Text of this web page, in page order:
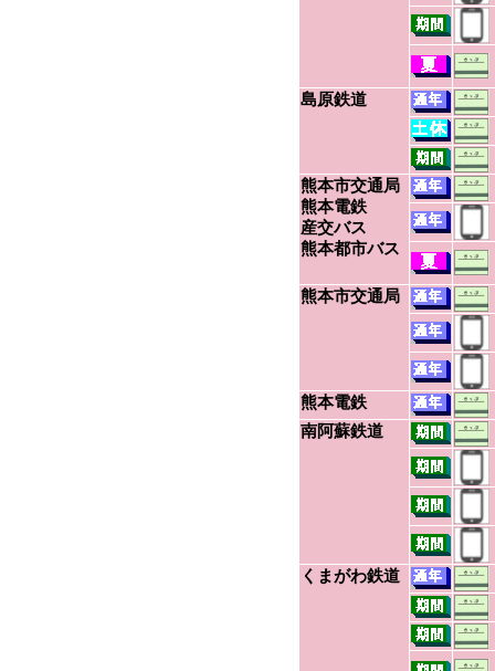
島原鉄道
熊本市交通局
熊本電鉄
産交バス
熊本都市バス
熊本市交通局
熊本電鉄
南阿蘇鉄道
くまがわ鉄道